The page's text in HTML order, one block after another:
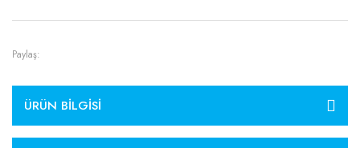
Paylaş:
ÜRÜN BILGISI